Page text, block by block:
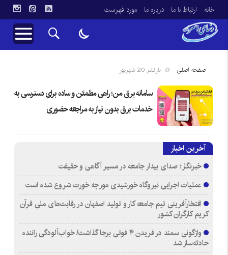
خانه ارتباط با ما درباره ما مورد فهرست
صفحه اصلی بازنشر 20 شهریور
سامانه برق من؛ راهی مطمئن و ساده برای دسترسی به
خدمات برق بدون نیاز به مراجعه حضوری
آخرین اخبار
خبرنگار؛ صدای بیدار جامعه در مسیر آگاهی و حقیقت
عملیات اجرایی نیروگاه خورشیدی مورچه خورت شروع شده است
افتخارآفرینی تیم جامعه کار و تولید اصفهان در رقابت‌های ملی قرآن
کریم کارگران کشور
واژگونی سمند در فریدن ۴ فوتی برجا گذاشت/ خواب‌آلودگی راننده
حادثه‌ساز شد